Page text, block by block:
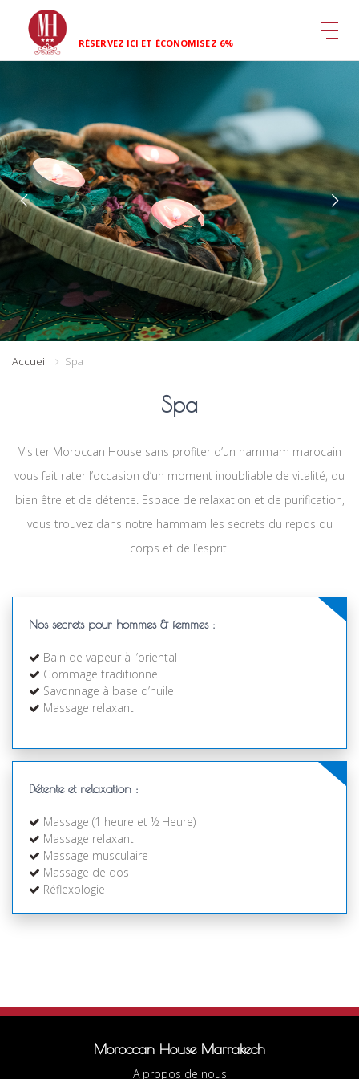
RÉSERVEZ ICI ET ÉCONOMISEZ 6%
Accueil Spa
Spa
Visiter Moroccan House sans profiter d’un hammam marocain
vous fait rater l’occasion d’un moment inoubliable de vitalité, du
bien être et de détente. Espace de relaxation et de purification,
vous trouvez dans notre hammam les secrets du repos du
corps et de l’esprit.
Nos secrets pour hommes & femmes :
Bain de vapeur à l’oriental
Gommage traditionnel
Savonnage à base d’huile
Massage relaxant
Détente et relaxation :
Massage (1 heure et ½ Heure)
Massage relaxant
Massage musculaire
Massage de dos
Réflexologie
Moroccan House Marrakech
A propos de nous